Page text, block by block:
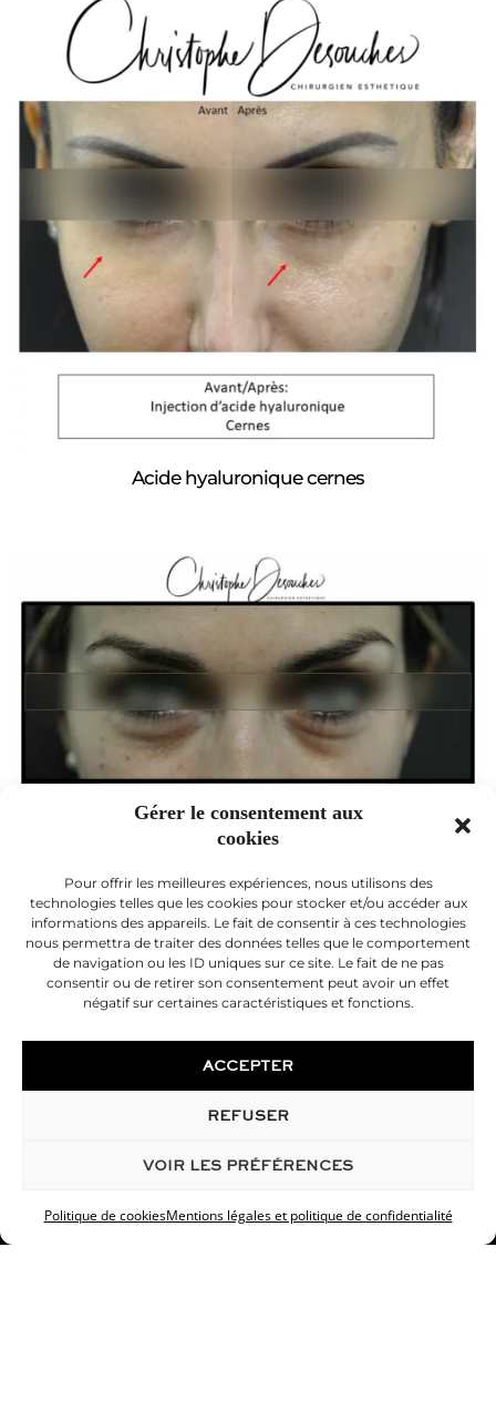
Gérer le consentement aux
cookies
Pour offrir les meilleures expériences, nous utilisons des
technologies telles que les cookies pour stocker et/ou accéder aux
informations des appareils. Le fait de consentir à ces technologies
nous permettra de traiter des données telles que le comportement
de navigation ou les ID uniques sur ce site. Le fait de ne pas
consentir ou de retirer son consentement peut avoir un effet
négatif sur certaines caractéristiques et fonctions.
ACCEPTER
REFUSER
VOIR LES PRÉFÉRENCES
Politique de cookiesMentions légales et politique de confidentialité
Acide hyaluronique cernes
Injection d’acide hyaluronique cernes